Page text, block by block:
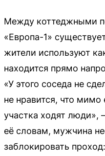
Между коттеджными
«Европа-1»
жители используют
находится прямо
«У этого соседа не
не нравится, что мимо
участка ходят
её словам, мужчина
заблокировать